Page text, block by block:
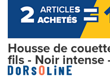
Housse de
fils - Noir intense